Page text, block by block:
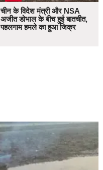
चीन के विदेश मंत्री और NSA
अजीत डोभाल के बीच हुई बातचीत,
पहलगाम हमले का हुआ जिक्र